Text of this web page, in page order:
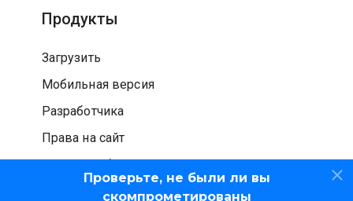
Проверьте, не были ли вы
скомпрометированы
Продукты
Загрузить
Мобильная версия
Разработчика
Права на сайт
Проверка безопасности